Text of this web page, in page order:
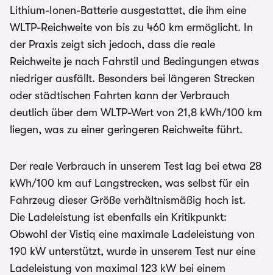
Lithium-Ionen-Batterie ausgestattet, die ihm eine
WLTP-Reichweite von bis zu 460 km ermöglicht. In
der Praxis zeigt sich jedoch, dass die reale
Reichweite je nach Fahrstil und Bedingungen etwas
niedriger ausfällt. Besonders bei längeren Strecken
oder städtischen Fahrten kann der Verbrauch
deutlich über dem WLTP-Wert von 21,8 kWh/100 km
liegen, was zu einer geringeren Reichweite führt.
Der reale Verbrauch in unserem Test lag bei etwa 28
kWh/100 km auf Langstrecken, was selbst für ein
Fahrzeug dieser Größe verhältnismäßig hoch ist.
Die Ladeleistung ist ebenfalls ein Kritikpunkt:
Obwohl der Vistiq eine maximale Ladeleistung von
190 kW unterstützt, wurde in unserem Test nur eine
Ladeleistung von maximal 123 kW bei einem